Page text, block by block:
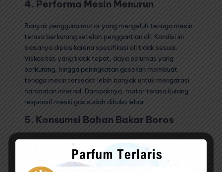
4. Performa Mesin Menurun
Banyak pengguna motor yang mengeluh tenaga mesin
terasa berkurang setelah penggantian oli. Kondisi ini
biasanya dipicu karena spesifikasi oli tidak sesuai.
Viskositas yang tidak tepat, daya pelumas yang
berkurang, hingga peningkatan gesekan membuat
tenaga mesin tersedot lebih banyak untuk mengatasi
hambatan internal. Dampaknya, motor terasa kurang
responsif meski gas sudah dibuka lebar.
5. Konsumsi Bahan Bakar Boros
Mesin yang bekerja lebih berat karena pelumasan tidak
ideal akan otomatis mengonsumsi lebih banyak bahan
bakar. Borosnya bensin bukan hanya merugikan secara